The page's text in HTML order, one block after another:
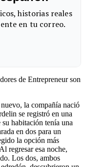
de Entrepreneur son
la compañía nació
se registró en una
habitación tenía una
en dos para un
la opción más
regresar esa noche,
Los dos, ambos